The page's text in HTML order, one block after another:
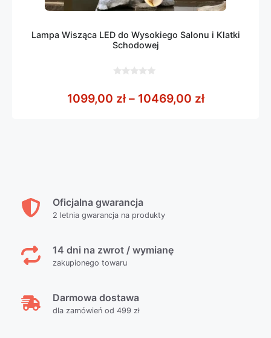
Lampa Wisząca LED do Wysokiego Salonu i Klatki
Schodowej
5
1099,00 zł – 10469,00 złZakres
Oficjalna gwarancja
2 letnia gwarancja na produkty
14 dni na zwrot / wymianę
zakupionego towaru
Darmowa dostawa
dla zamówień od 499 zł